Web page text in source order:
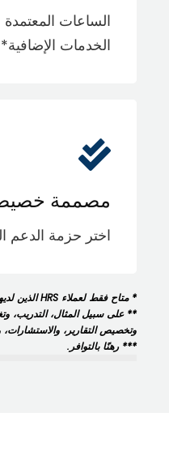
الساعات المعتمدة
الخدمات
مصممة
اختر حزمة الدعم
* متاح فقط لعملاء HRS الذين لديهم عقد دعم ساري المفعول.
** على سبيل المثال، التدريب،
وتخصيص التقارير،
*** رهنًا بالتوافر.